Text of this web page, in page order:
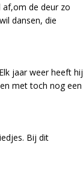
af,om de deur zo
dansen, die
jaar weer heeft hij
met toch nog een
Bij dit